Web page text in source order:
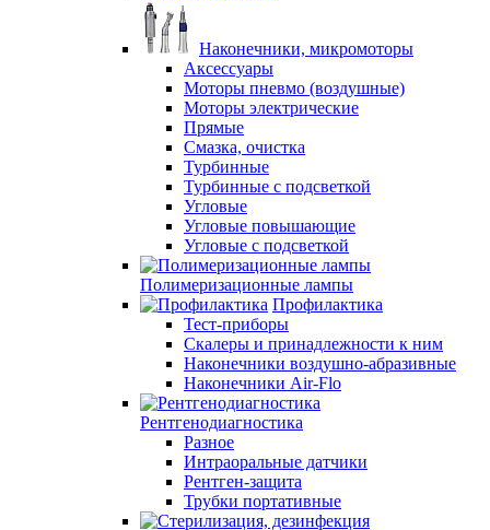
Наконечники, микромоторы
Аксессуары
Моторы пневмо (воздушные)
Моторы электрические
Прямые
Смазка, очистка
Турбинные
Турбинные с подсветкой
Угловые
Угловые повышающие
Угловые с подсветкой
Полимеризационные лампы
Профилактика
Тест-приборы
Скалеры и принадлежности к ним
Наконечники воздушно-абразивные
Наконечники Air-Flo
Рентгенодиагностика
Разное
Интраоральные датчики
Рентген-защита
Трубки портативные